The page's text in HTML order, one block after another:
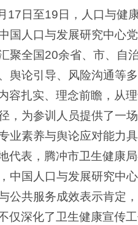
17日至19日，人口与健
国人口与发展研究中心
聚全国20余省、市、自
舆论引导、风险沟通等
容扎实、理念前瞻，从
，为参训人员提供了一
业素养与舆论应对能力
代表，腾冲市卫生健康
中国人口与发展研究中
公共服务成效表示肯定
仅深化了卫生健康宣传